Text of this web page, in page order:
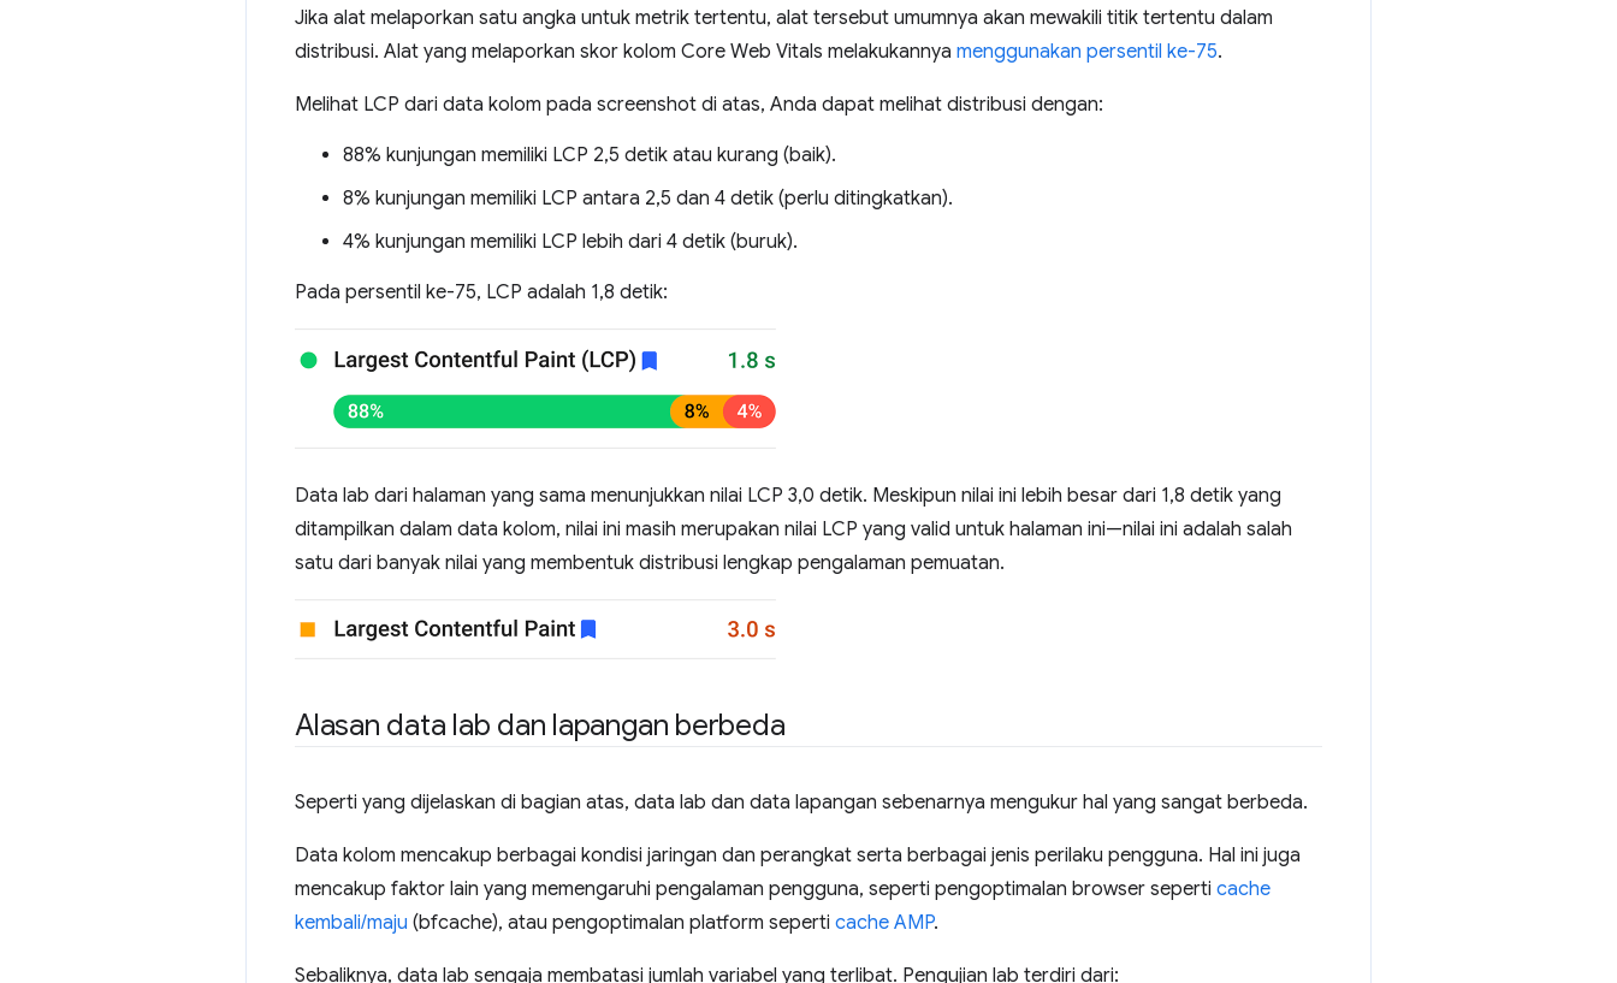
Jika alat melaporkan satu angka untuk metrik tertentu, alat tersebut umumnya akan mewakili titik tertentu dalam
distribusi. Alat yang melaporkan skor kolom Core Web Vitals melakukannya menggunakan persentil ke-75.
Melihat LCP dari data kolom pada screenshot di atas, Anda dapat melihat distribusi dengan:
88% kunjungan memiliki LCP 2,5 detik atau kurang (baik).
8% kunjungan memiliki LCP antara 2,5 dan 4 detik (perlu ditingkatkan).
4% kunjungan memiliki LCP lebih dari 4 detik (buruk).
Pada persentil ke-75, LCP adalah 1,8 detik:
Data lab dari halaman yang sama menunjukkan nilai LCP 3,0 detik. Meskipun nilai ini lebih besar dari 1,8 detik yang
ditampilkan dalam data kolom, nilai ini masih merupakan nilai LCP yang valid untuk halaman ini—nilai ini adalah salah
satu dari banyak nilai yang membentuk distribusi lengkap pengalaman pemuatan.
Alasan data lab dan lapangan berbeda
Seperti yang dijelaskan di bagian atas, data lab dan data lapangan sebenarnya mengukur hal yang sangat berbeda.
Data kolom mencakup berbagai kondisi jaringan dan perangkat serta berbagai jenis perilaku pengguna. Hal ini juga
mencakup faktor lain yang memengaruhi pengalaman pengguna, seperti pengoptimalan browser seperti cache
kembali/maju (bfcache), atau pengoptimalan platform seperti cache AMP.
Sebaliknya, data lab sengaja membatasi jumlah variabel yang terlibat. Pengujian lab terdiri dari: